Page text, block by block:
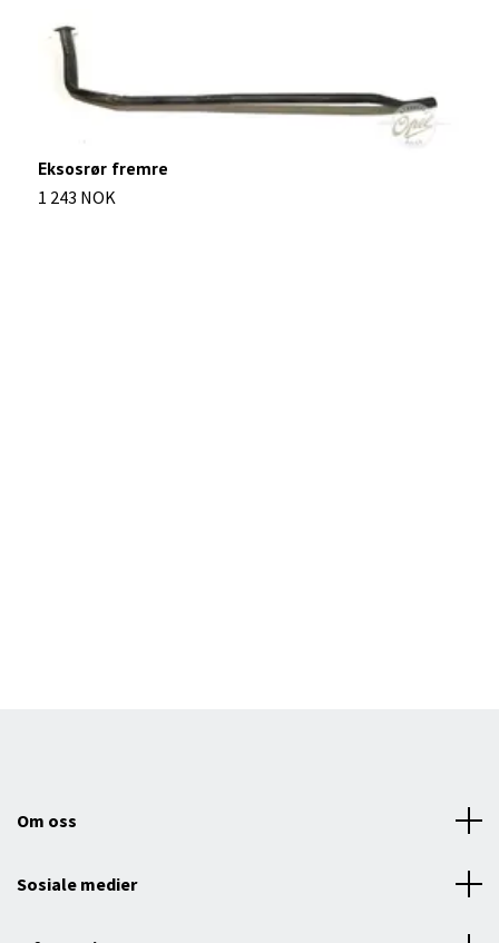
Eksosrør fremre
1 243 NOK
Om oss
Sosiale medier